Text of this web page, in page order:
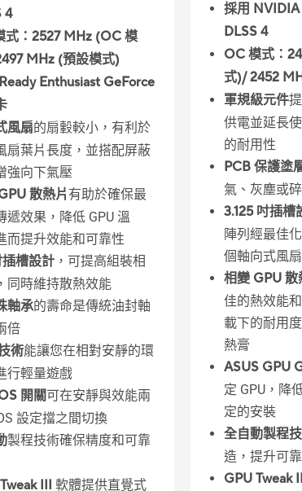
4
式：2527 MHz (OC 模
MHz (預設模式)
Enthusiast GeForce
風扇的扇轂較小，有利於
扇葉片長度，並搭配屏蔽
強向下氣壓
散熱片 有助於確保最
遞效果，降低 GPU 溫
而提升效能和可靠性
槽設計 ，可提高組裝相
同時維持散熱效能
軸承的壽命是傳統油封軸
倍
術能讓您在相對安靜的環
行輕量遊戲
開關可在安靜與效能兩
設定擋之間切換
製程技術確保精度和可靠
III 軟體提供直覺式
採用 NVIDIA
DLSS 4
OC 模式：
式)/ 2452
軍規級元件
供電並延長
的耐用性
PCB 保護塗
氣、灰塵或
3.125 吋插槽
陣列經最佳
個軸向式風
相變 GPU 散
佳的熱效能
載下的耐用
熱膏
ASUS GPU
定 GPU，降
定的安裝
全自動製程
造，提升可
GPU Tweak